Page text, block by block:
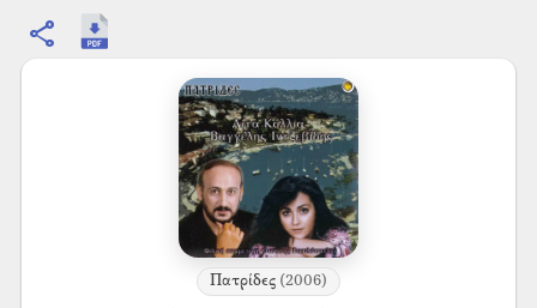
share
Πατρίδες (2006)